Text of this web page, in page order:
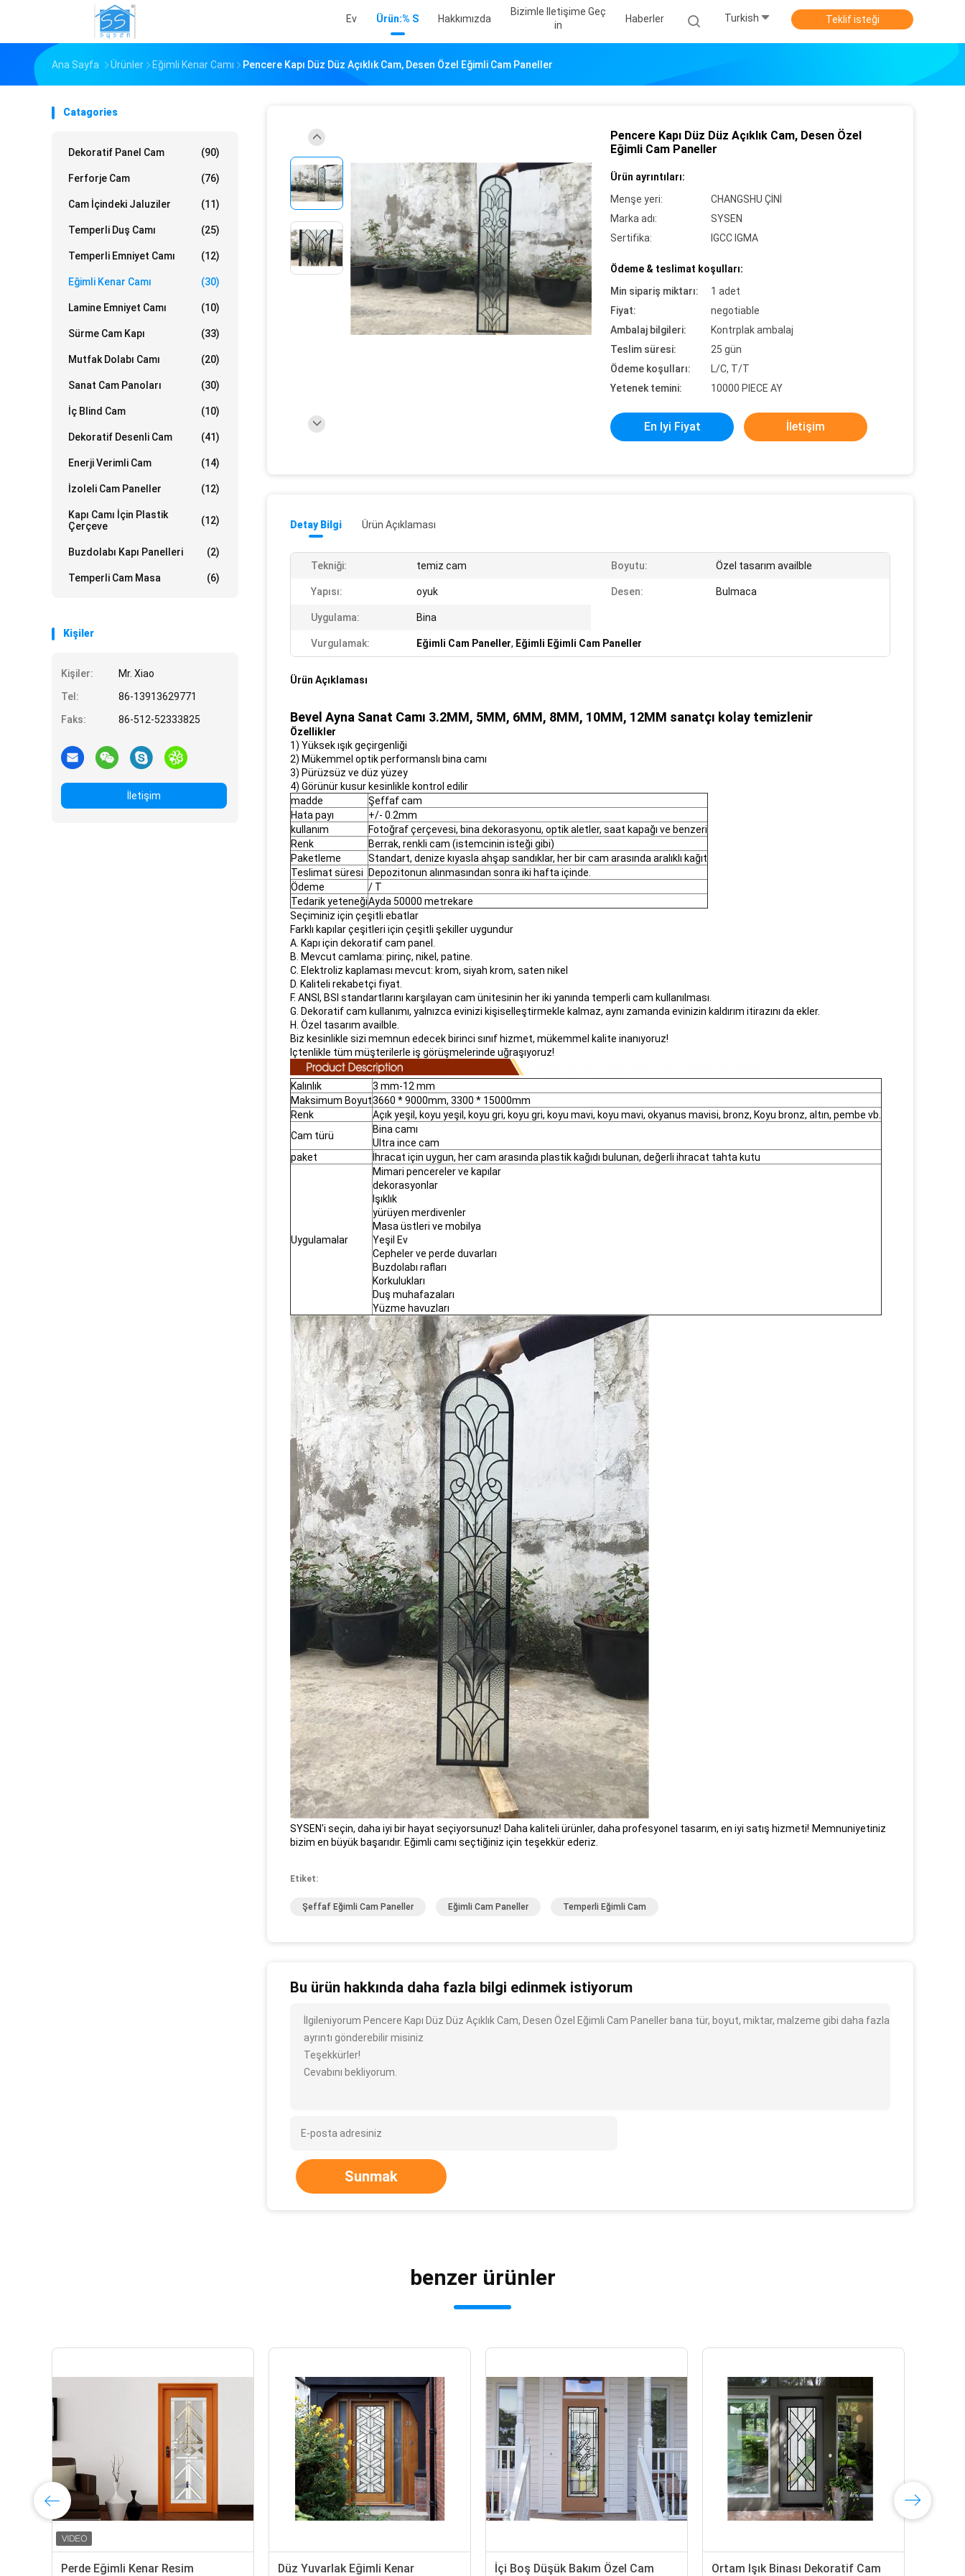
Ev Ürün:% S Hakkımızda
Bizimle Iletişime Geç
In
Haberler Turkish Teklif isteği
Ana Sayfa Ürünler Eğimli Kenar Camı Pencere Kapı Düz ​​Düz Açıklık Cam, Desen Özel Eğimli Cam Paneller
Catagories
Dekoratif Panel Cam (90)
Ferforje Cam (76)
Cam İçindeki Jaluziler (11)
Temperli Duş Camı (25)
Temperli Emniyet Camı (12)
Eğimli Kenar Camı (30)
Lamine Emniyet Camı (10)
Sürme Cam Kapı (33)
Mutfak Dolabı Camı (20)
Sanat Cam Panoları (30)
İç Blind Cam (10)
Dekoratif Desenli Cam (41)
Enerji Verimli Cam (14)
İzoleli Cam Paneller (12)
Kapı Camı İçin Plastik
Çerçeve
(12)
Buzdolabı Kapı Panelleri (2)
Temperli Cam Masa (6)
Kişiler
Kişiler:
Mr. Xiao
Tel:
86-13913629771
Faks:
86-512-52333825
İletişim
Pencere Kapı Düz ​​Düz Açıklık Cam, Desen Özel
Eğimli Cam Paneller
Ürün ayrıntıları:
Menşe yeri:
CHANGSHU ÇİNİ
Marka adı:
SYSEN
Sertifika:
IGCC IGMA
Ödeme & teslimat koşulları:
Min sipariş miktarı:
1 adet
Fiyat:
negotiable
Ambalaj bilgileri:
Kontrplak ambalaj
Teslim süresi:
25 gün
Ödeme koşulları:
L/C, T/T
Yetenek temini:
10000 PIECE AY
En Iyi Fiyat İletişim
Detay Bilgi Ürün Açıklaması
Tekniği: temiz cam Boyutu: Özel tasarım availble
Yapısı: oyuk Desen: Bulmaca
Uygulama: Bina
Vurgulamak: Eğimli Cam Paneller, Eğimli Eğimli Cam Paneller
Ürün Açıklaması
Bevel Ayna Sanat Camı 3.2MM, 5MM, 6MM, 8MM, 10MM, 12MM sanatçı kolay temizlenir
Özellikler
1) Yüksek ışık geçirgenliği
2) Mükemmel optik performanslı bina camı
3) Pürüzsüz ve düz yüzey
4) Görünür kusur kesinlikle kontrol edilir
madde
Şeffaf cam
Hata payı
+/- 0.2mm
kullanım
Fotoğraf çerçevesi, bina dekorasyonu, optik aletler, saat kapağı ve benzeri
Renk
Berrak, renkli cam (istemcinin isteği gibi)
Paketleme
Standart, denize kıyasla ahşap sandıklar, her bir cam arasında aralıklı kağıt
Teslimat süresi
Depozitonun alınmasından sonra iki hafta içinde.
Ödeme
/ T
Tedarik yeteneğiAyda 50000 metrekare
Seçiminiz için çeşitli ebatlar
Farklı kapılar çeşitleri için çeşitli şekiller uygundur
A. Kapı için dekoratif cam panel.
B. Mevcut camlama: pirinç, nikel, patine.
C. Elektroliz kaplaması mevcut: krom, siyah krom, saten nikel
D. Kaliteli rekabetçi fiyat.
F. ANSI, BSI standartlarını karşılayan cam ünitesinin her iki yanında temperli cam kullanılması.
G. Dekoratif cam kullanımı, yalnızca evinizi kişiselleştirmekle kalmaz, aynı zamanda evinizin kaldırım itirazını da ekler.
H. Özel tasarım availble.
Biz kesinlikle sizi memnun edecek birinci sınıf hizmet, mükemmel kalite inanıyoruz!
Içtenlikle tüm müşterilerle iş görüşmelerinde uğraşıyoruz!
Kalınlık
3 mm-12 mm
Maksimum Boyut3660 * 9000mm, 3300 * 15000mm
Renk
Açık yeşil, koyu yeşil, koyu gri, koyu gri, koyu mavi, koyu mavi, okyanus mavisi, bronz, Koyu bronz, altın, pembe vb.
Cam türü
Bina camı
Ultra ince cam
paket
İhracat için uygun, her cam arasında plastik kağıdı bulunan, değerli ihracat tahta kutu
Uygulamalar
Mimari pencereler ve kapılar
dekorasyonlar
Işıklık
yürüyen merdivenler
Masa üstleri ve mobilya
Yeşil Ev
Cepheler ve perde duvarları
Buzdolabı rafları
Korkulukları
Duş muhafazaları
Yüzme havuzları
SYSEN'i seçin, daha iyi bir hayat seçiyorsunuz! Daha kaliteli ürünler, daha profesyonel tasarım, en iyi satış hizmeti! Memnuniyetiniz
bizim en büyük başarıdır. Eğimli camı seçtiğiniz için teşekkür ederiz.
Etiket:
Şeffaf Eğimli Cam Paneller Eğimli Cam Paneller Temperli Eğimli Cam
Bu ürün hakkında daha fazla bilgi edinmek istiyorum
İlgileniyorum Pencere Kapı Düz ​​Düz Açıklık Cam, Desen Özel Eğimli Cam Paneller bana tür, boyut, miktar, malzeme gibi daha fazla
ayrıntı gönderebilir misiniz
Teşekkürler!
Cevabını bekliyorum.
Sunmak
benzer ürünler
Kenar Resim Düz Yuvarlak Eğimli Kenar İçi Boş Düşük Bakım Özel Cam Ortam Işık Binası Dekoratif Cam Özel Tasarım Eğimli